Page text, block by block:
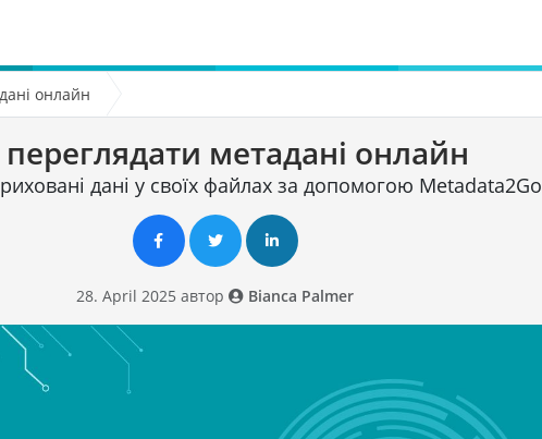
онлайн
метадані онлайн
дані у своїх файлах за допомогою Metadata2Go
28. April 2025 автор Bianca Palmer